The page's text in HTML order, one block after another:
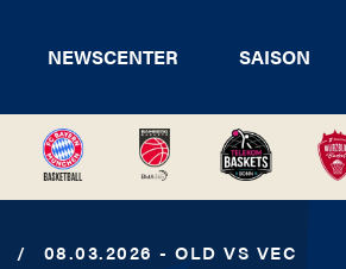
NEWSCENTER SAISON
/ 08.03.2026 - OLD VS VEC